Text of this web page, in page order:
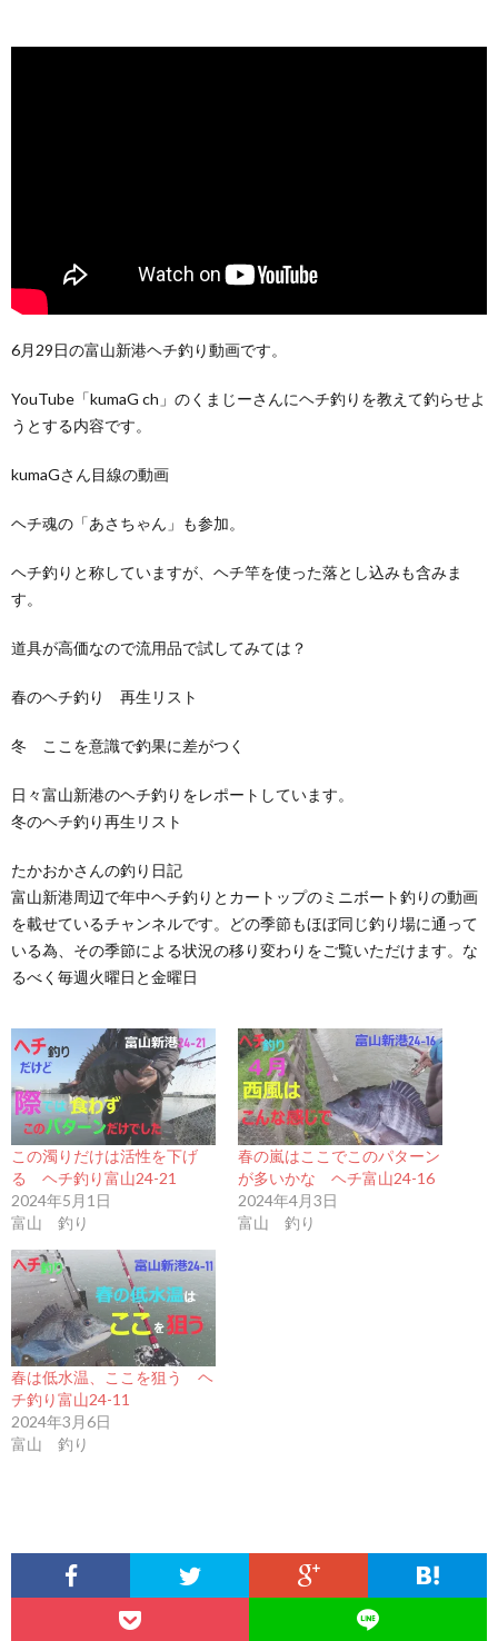
6月29日の富山新港ヘチ釣り動画です。
YouTube「kumaG ch」のくまじーさんにヘチ釣りを教えて釣らせよ
うとする内容です。
kumaGさん目線の動画
ヘチ魂の「あさちゃん」も参加。
ヘチ釣りと称していますが、ヘチ竿を使った落とし込みも含みま
す。
道具が高価なので流用品で試してみては？
春のヘチ釣り 再生リスト
冬 ここを意識で釣果に差がつく
日々富山新港のヘチ釣りをレポートしています。
冬のヘチ釣り再生リスト
たかおかさんの釣り日記
富山新港周辺で年中ヘチ釣りとカートップのミニボート釣りの動画
を載せているチャンネルです。どの季節もほぼ同じ釣り場に通って
いる為、その季節による状況の移り変わりをご覧いただけます。な
るべく毎週火曜日と金曜日
この濁りだけは活性を下げ
る ヘチ釣り富山24-21
2024年5月1日
富山 釣り
春の嵐はここでこのパターン
が多いかな ヘチ富山24-16
2024年4月3日
富山 釣り
春は低水温、ここを狙う ヘ
チ釣り富山24-11
2024年3月6日
富山 釣り